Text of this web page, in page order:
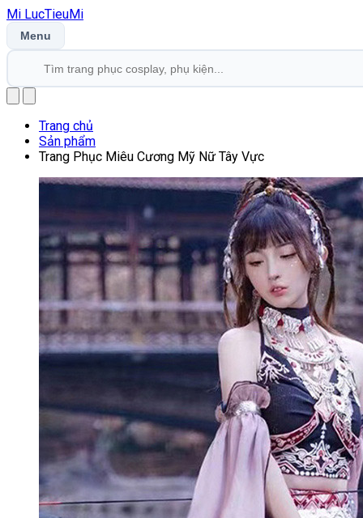
Mi LucTieuMi
Menu
Trang chủ
Sản phẩm
Trang Phục Miêu Cương Mỹ Nữ Tây Vực